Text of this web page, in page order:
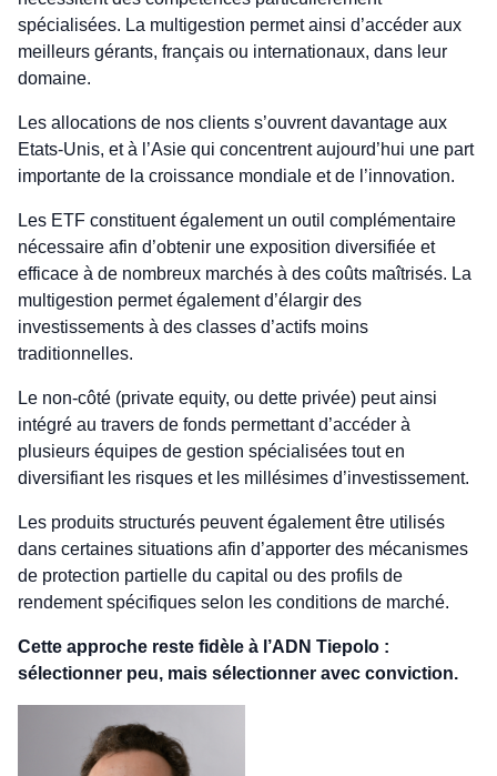
spécialisées. La multigestion permet ainsi d’accéder aux
meilleurs gérants, français ou internationaux, dans leur
domaine.
Les allocations de nos clients s’ouvrent davantage aux
Etats-Unis, et à l’Asie qui concentrent aujourd’hui une part
importante de la croissance mondiale et de l’innovation.
Les ETF constituent également un outil complémentaire
nécessaire afin d’obtenir une exposition diversifiée et
efficace à de nombreux marchés à des coûts maîtrisés. La
multigestion permet également d’élargir des
investissements à des classes d’actifs moins
traditionnelles.
Le non-côté (private equity, ou dette privée) peut ainsi
intégré au travers de fonds permettant d’accéder à
plusieurs équipes de gestion spécialisées tout en
diversifiant les risques et les millésimes d’investissement.
Les produits structurés peuvent également être utilisés
dans certaines situations afin d’apporter des mécanismes
de protection partielle du capital ou des profils de
rendement spécifiques selon les conditions de marché.
Cette approche reste fidèle à l’ADN Tiepolo :
sélectionner peu, mais sélectionner avec conviction.